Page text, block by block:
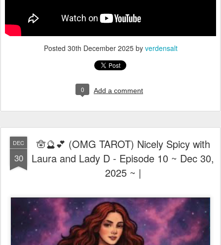
Posted 30th December 2025by verdensalt
0 Add a comment
DEC
30
🪬🔮💕 (OMG TAROT) Nicely Spicy with
Laura and Lady D - Episode 10 ~ Dec 30,
2025 ~ |